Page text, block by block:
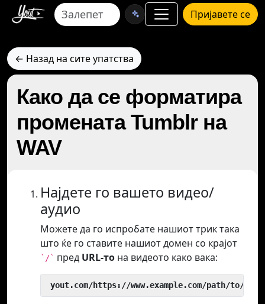
Пријавете се
← Назад на сите упатства
Како да се форматира
промената Tumblr на
WAV
Најдете го вашето видео/
аудио
Можете да го испробате нашиот трик така
што ќе го ставите нашиот домен со крајот
`/` пред URL-то на видеото како вака:
yout.com/https://www.example.com/path/to/